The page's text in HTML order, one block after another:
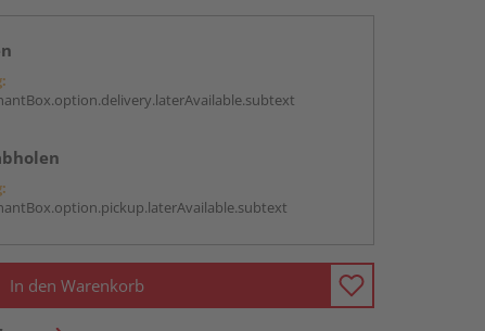
In den Warenkorb